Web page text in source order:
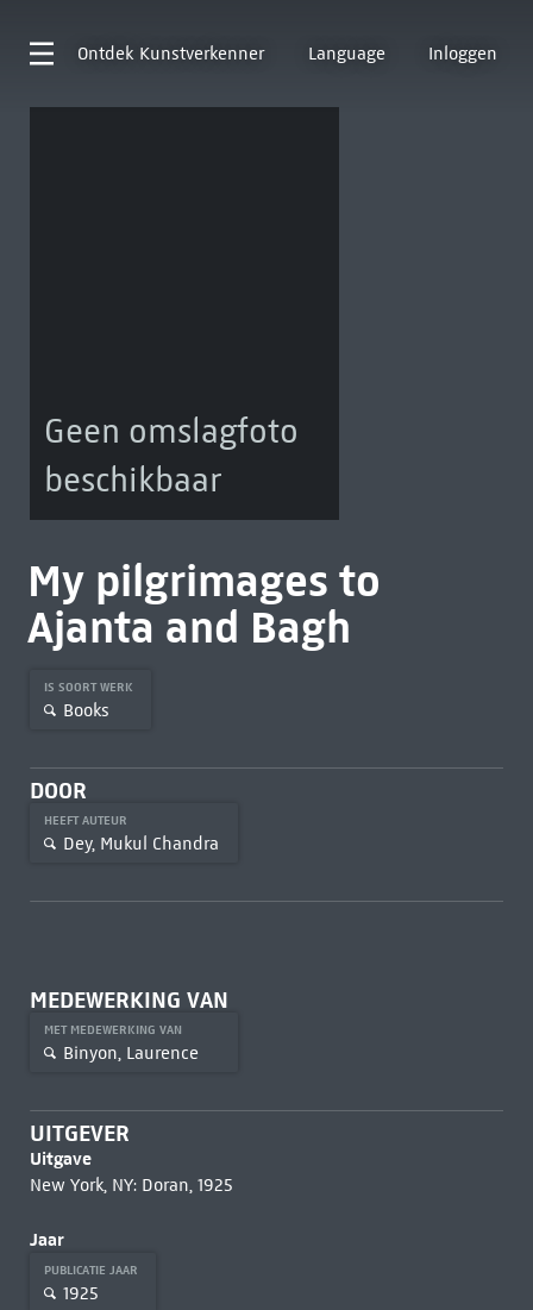
Ontdek Kunstverkenner Language Inloggen
Geen omslagfoto
beschikbaar
My pilgrimages to
Ajanta and Bagh
IS SOORT WERK
Books
DOOR
HEEFT AUTEUR
Dey, Mukul Chandra
MEDEWERKING VAN
MET MEDEWERKING VAN
Binyon, Laurence
UITGEVER
Uitgave
New York, NY: Doran, 1925
Jaar
PUBLICATIE JAAR
1925